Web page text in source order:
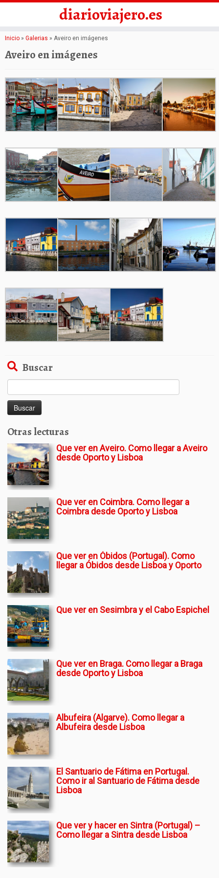
Saltar
contenido
diarioviajero.es
Inicio » Galerias » Aveiro en imágenes
Aveiro en imágenes
Buscar
Otras lecturas
Que ver en Aveiro. Como llegar a Aveiro
desde Oporto y Lisboa
Que ver en Coimbra. Como llegar a
Coimbra desde Oporto y Lisboa
Que ver en Óbidos (Portugal). Como
llegar a Óbidos desde Lisboa y Oporto
Que ver en Sesimbra y el Cabo Espichel
Que ver en Braga. Como llegar a Braga
desde Oporto y Lisboa
Albufeira (Algarve). Como llegar a
Albufeira desde Lisboa
El Santuario de Fátima en Portugal.
Como ir al Santuario de Fátima desde
Lisboa
Que ver y hacer en Sintra (Portugal) –
Como llegar a Sintra desde Lisboa